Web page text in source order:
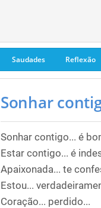
Saudades Reflexão
Sonhar
Sonhar contigo... é
Estar contigo... é
Apaixonada... te
Estou...
Coração... perdido...